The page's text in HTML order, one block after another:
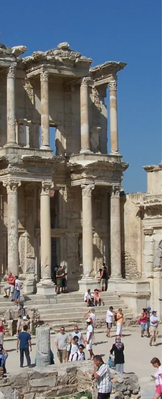
important lieu de pèlerinage
Le Sri Lanka, pays insulaire au sud de l’Inde,
possède une histoire plusieurs fois millénaire.
que très apprécié pour ses plages de...